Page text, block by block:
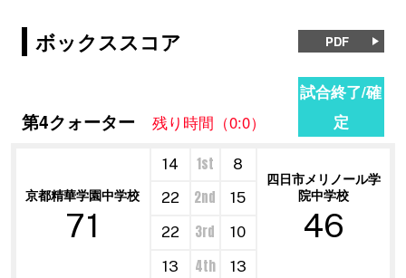
ボックススコア PDF
第4クォーター 残り時間（0:0）
試合終了/確
定
京都精華学園中学校
71
14 1st 8
四日市メリノール学
院中学校
46
22 2nd
15
22
3rd
10
13
4th 13